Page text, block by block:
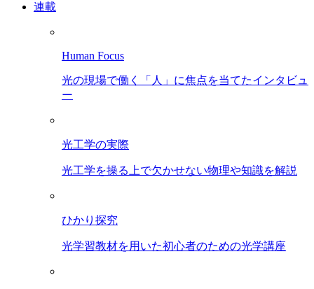
連載
Human Focus
光の現場で働く「人」に焦点を当てたインタビュ
ー
光工学の実際
光工学を操る上で欠かせない物理や知識を解説
ひかり探究
光学習教材を用いた初心者のための光学講座